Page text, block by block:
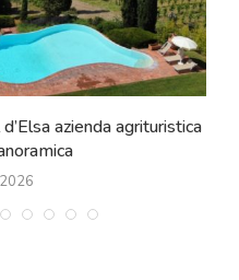
azienda agrituristica